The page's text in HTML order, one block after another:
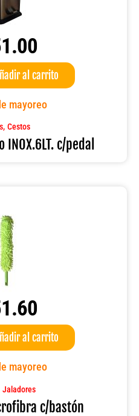
al carrito
mayoreo
, Cestos
INOX.6LT. c/pedal
al carrito
mayoreo
Jaladores
c/bastón